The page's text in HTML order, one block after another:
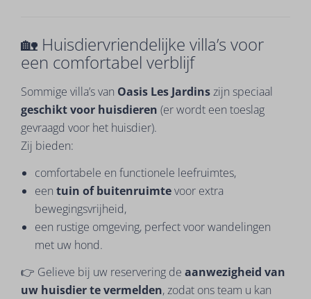
🏡 Huisdiervriendelijke villa’s voor
een comfortabel verblijf
Sommige villa’s van Oasis Les Jardinszijn speciaal
geschikt voor huisdieren (er wordt een toeslag
gevraagd voor het huisdier).
Zij bieden:
comfortabele en functionele leefruimtes,
eentuin of buitenruimtevoor extra
bewegingsvrijheid,
een rustige omgeving, perfect voor wandelingen
met uw hond.
👉 Gelieve bij uw reservering deaanwezigheid van
uw huisdier te vermelden, zodat ons team u kan